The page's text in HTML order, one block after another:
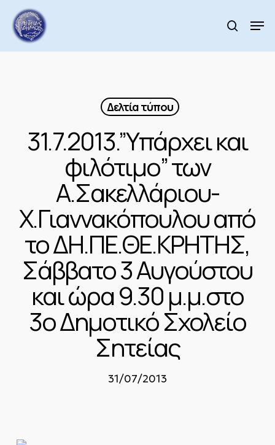
main
content
search
Δελτία τύπου
31.7.2013.”Υπάρχει και
φιλότιμο” των
Α.Σακελλάριου-
Χ.Γιαννακόπουλου από
το ΔΗ.ΠΕ.ΘΕ.ΚΡΗΤΗΣ,
Σάββατο 3 Αυγούστου
και ώρα 9.30 μ.μ.στο
3ο Δημοτικό Σχολείο
Σητείας
31/07/2013
Menu